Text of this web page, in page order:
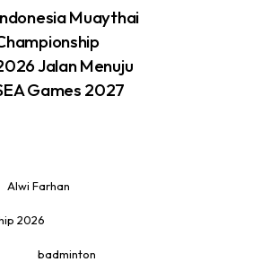
Muaythai
Jalan Menuju
Games 2027
Alwi Farhan
2026
badminton